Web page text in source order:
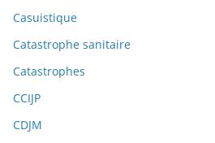
Casuistique
Catastrophe sanitaire
Catastrophes
CCIJP
CDJM